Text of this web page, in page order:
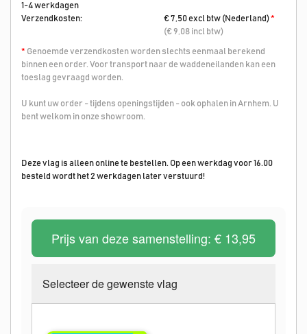
1-4 werkdagen
Verzendkosten:
€ 7,50 excl btw (Nederland)*
(€ 9,08 incl btw)
* Genoemde verzendkosten worden slechts eenmaal berekend
binnen een order. Voor transport naar de waddeneilanden kan een
toeslag gevraagd worden.
U kunt uw order - tijdens openingstijden - ook ophalen in Arnhem. U
bent welkom in onze showroom.
Deze vlag is alleen online te bestellen. Op een werkdag voor 16.00
besteld wordt het 2 werkdagen later verstuurd!
Prijs van deze samenstelling: € 13,95
Selecteer de gewenste vlag